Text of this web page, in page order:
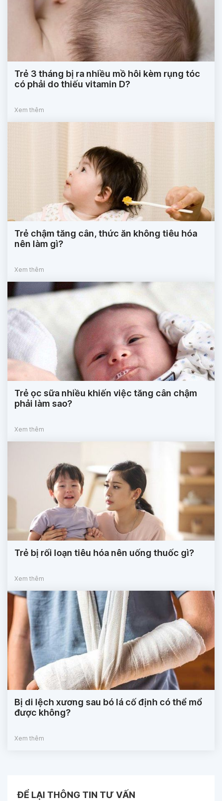
Trẻ 3 tháng bị ra nhiều mồ hôi kèm rụng tóc
có phải do thiếu vitamin D?
Xem thêm
Trẻ chậm tăng cân, thức ăn không tiêu hóa
nên làm gì?
Xem thêm
Trẻ ọc sữa nhiều khiến việc tăng cân chậm
phải làm sao?
Xem thêm
Trẻ bị rối loạn tiêu hóa nên uống thuốc gì?
Xem thêm
Bị di lệch xương sau bó lá cố định có thể mổ
được không?
Xem thêm
ĐỂ LẠI THÔNG TIN TƯ VẤN